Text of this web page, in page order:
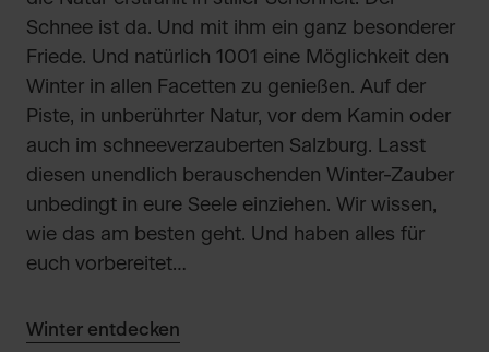
Schnee ist da. Und mit ihm ein ganz besonderer
Friede. Und natürlich 1001 eine Möglichkeit den
Winter in allen Facetten zu genießen. Auf der
Piste, in unberührter Natur, vor dem Kamin oder
auch im schneeverzauberten Salzburg. Lasst
diesen unendlich berauschenden Winter-Zauber
unbedingt in eure Seele einziehen. Wir wissen,
wie das am besten geht. Und haben alles für
euch vorbereitet…
Winter entdecken